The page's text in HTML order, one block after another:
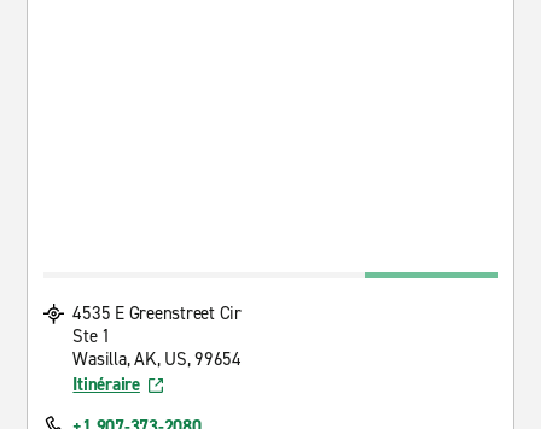
4535 E Greenstreet Cir
Ste 1
Wasilla, AK, US, 99654
Itinéraire